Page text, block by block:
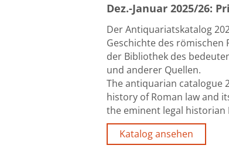
Dez.-Januar 2025/26:
Der Antiquariatskatalog
Geschichte des römischen
der Bibliothek des
und anderer Quellen.
The antiquarian catalogue
history of Roman law and
the eminent legal historian
Katalog ansehen